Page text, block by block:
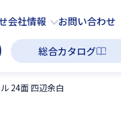
会社情報 お問い合わせ
総合カタログ
PDFチラシ よくあるご質問
24面 四辺余白